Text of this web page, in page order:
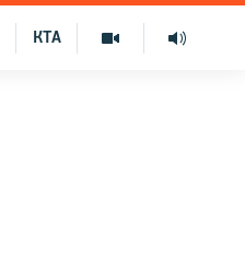
КТА